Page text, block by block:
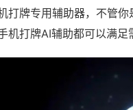
打牌专用辅助器，不管你
机打牌AI辅助都可以满足